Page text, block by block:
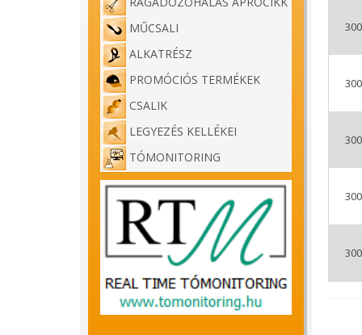
MŰCSALI
ALKATRÉSZ
PROMÓCIÓS TERMÉKEK
CSALIK
LEGYEZÉS KELLÉKEI
TÓMONITORING